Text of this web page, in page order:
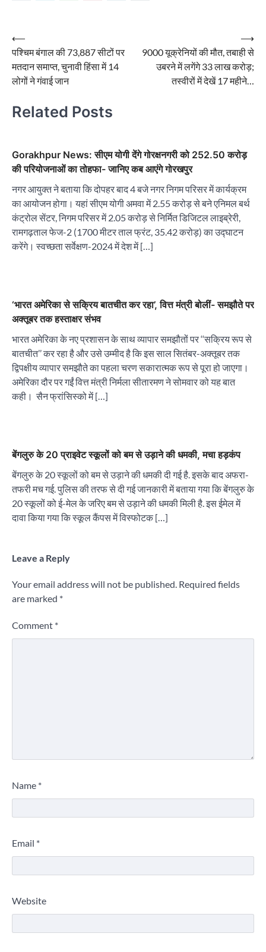
Post
navigation
⟵
पश्चिम बंगाल की 73,887 सीटों पर
मतदान समाप्त, चुनावी हिंसा में 14
लोगों ने गंवाई जान
9000 यूक्रेनियों की मौत, तबाही से
उबरने में लगेंगे 33 लाख करोड़;
तस्वीरों में देखें 17 महीने…
⟶
Related Posts
Gorakhpur News: सीएम योगी देंगे गोरक्षनगरी को 252.50 करोड़
की परियोजनाओं का तोहफा- जानिए कब आएंगे गोरखपुर
नगर आयुक्त ने बताया कि दोपहर बाद 4 बजे नगर निगम परिसर में कार्यक्रम
का आयोजन होगा। यहां सीएम योगी अमवा में 2.55 करोड़ से बने एनिमल बर्थ
कंट्रोल सेंटर, निगम परिसर में 2.05 करोड़ से निर्मित डिजिटल लाइब्रेरी,
रामगढ़ताल फेज-2 (1700 मीटर ताल फ्रंट, 35.42 करोड़) का उद्घाटन
करेंगे। स्वच्छता सर्वेक्षण-2024 में देश में […]
‘भारत अमेरिका से सक्रिय बातचीत कर रहा’, वित्त मंत्री बोलीं- समझौते पर
अक्तूबर तक हस्ताक्षर संभव
भारत अमेरिका के नए प्रशासन के साथ व्यापार समझौतों पर ‘‘सक्रिय रूप से
बातचीत’’ कर रहा है और उसे उम्मीद है कि इस साल सितंबर-अक्तूबर तक
द्विपक्षीय व्यापार समझौते का पहला चरण सकारात्मक रूप से पूरा हो जाएगा।
अमेरिका दौर पर गईं वित्त मंत्री निर्मला सीतारमण ने सोमवार को यह बात
कही। सैन फ्रांसिस्को में […]
बेंगलुरु के 20 प्राइवेट स्कूलों को बम से उड़ाने की धमकी, मचा हड़कंप
बेंगलुरु के 20 स्‍कूलों को बम से उड़ाने की धमकी दी गई है. इसके बाद अफरा-
तफरी मच गई. पुलिस की तरफ से दी गई जानकारी में बताया गया क‍ि बेंगलुरु के
20 स्कूलों को ई-मेल के जरिए बम से उड़ाने की धमकी मिली है. इस ईमेल में
दावा किया गया कि स्कूल कैंपस में विस्फोटक […]
Leave a Reply
Your email address will not be published. Required fields
are marked *
Comment *
Name *
Email *
Website